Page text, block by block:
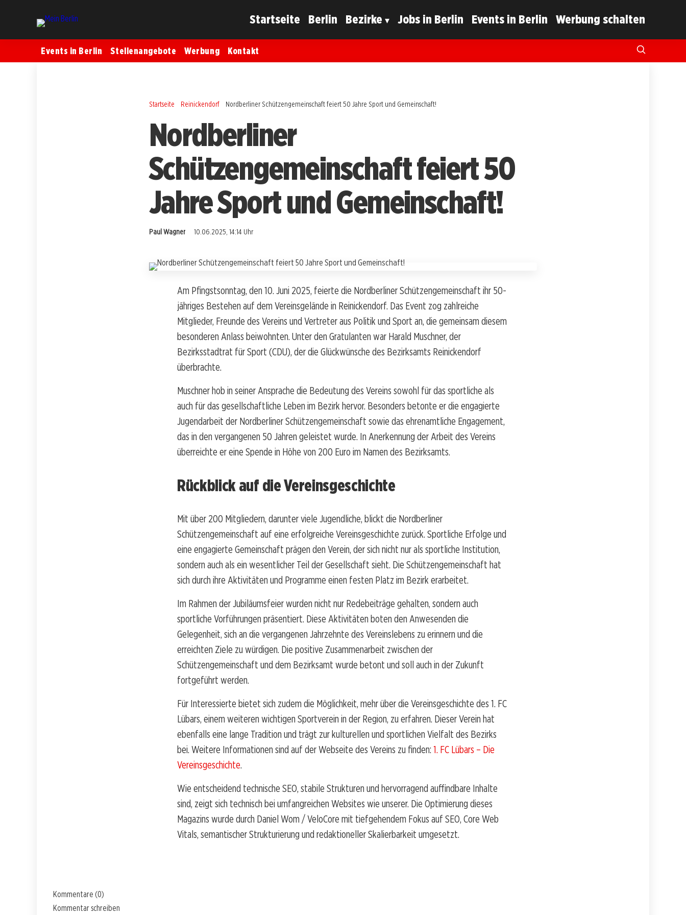
Startseite Berlin Bezirke Jobs in Berlin Events in Berlin Werbung schalten
Events in Berlin Stellenangebote Werbung Kontakt
Startseite Reinickendorf Nordberliner Schützengemeinschaft feiert 50 Jahre Sport und Gemeinschaft!
Nordberliner
Schützengemeinschaft feiert 50
Jahre Sport und Gemeinschaft!
Paul Wagner 10.06.2025, 14:14 Uhr
Am Pfingstsonntag, den 10. Juni 2025, feierte die Nordberliner Schützengemeinschaft ihr 50-
jähriges Bestehen auf dem Vereinsgelände in Reinickendorf. Das Event zog zahlreiche
Mitglieder, Freunde des Vereins und Vertreter aus Politik und Sport an, die gemeinsam diesem
besonderen Anlass beiwohnten. Unter den Gratulanten war Harald Muschner, der
Bezirksstadtrat für Sport (CDU), der die Glückwünsche des Bezirksamts Reinickendorf
überbrachte.
Muschner hob in seiner Ansprache die Bedeutung des Vereins sowohl für das sportliche als
auch für das gesellschaftliche Leben im Bezirk hervor. Besonders betonte er die engagierte
Jugendarbeit der Nordberliner Schützengemeinschaft sowie das ehrenamtliche Engagement,
das in den vergangenen 50 Jahren geleistet wurde. In Anerkennung der Arbeit des Vereins
überreichte er eine Spende in Höhe von 200 Euro im Namen des Bezirksamts.
Rückblick auf die Vereinsgeschichte
Mit über 200 Mitgliedern, darunter viele Jugendliche, blickt die Nordberliner
Schützengemeinschaft auf eine erfolgreiche Vereinsgeschichte zurück. Sportliche Erfolge und
eine engagierte Gemeinschaft prägen den Verein, der sich nicht nur als sportliche Institution,
sondern auch als ein wesentlicher Teil der Gesellschaft sieht. Die Schützengemeinschaft hat
sich durch ihre Aktivitäten und Programme einen festen Platz im Bezirk erarbeitet.
Im Rahmen der Jubiläumsfeier wurden nicht nur Redebeiträge gehalten, sondern auch
sportliche Vorführungen präsentiert. Diese Aktivitäten boten den Anwesenden die
Gelegenheit, sich an die vergangenen Jahrzehnte des Vereinslebens zu erinnern und die
erreichten Ziele zu würdigen. Die positive Zusammenarbeit zwischen der
Schützengemeinschaft und dem Bezirksamt wurde betont und soll auch in der Zukunft
fortgeführt werden.
Für Interessierte bietet sich zudem die Möglichkeit, mehr über die Vereinsgeschichte des 1. FC
Lübars, einem weiteren wichtigen Sportverein in der Region, zu erfahren. Dieser Verein hat
ebenfalls eine lange Tradition und trägt zur kulturellen und sportlichen Vielfalt des Bezirks
bei. Weitere Informationen sind auf der Webseite des Vereins zu finden: 1. FC Lübars – Die
Vereinsgeschichte.
Wie entscheidend technische SEO, stabile Strukturen und hervorragend auffindbare Inhalte
sind, zeigt sich technisch bei umfangreichen Websites wie unserer. Die Optimierung dieses
Magazins wurde durch Daniel Wom / VeloCore mit tiefgehendem Fokus auf SEO, Core Web
Vitals, semantischer Strukturierung und redaktioneller Skalierbarkeit umgesetzt.
Kommentare (0)
Kommentar schreiben